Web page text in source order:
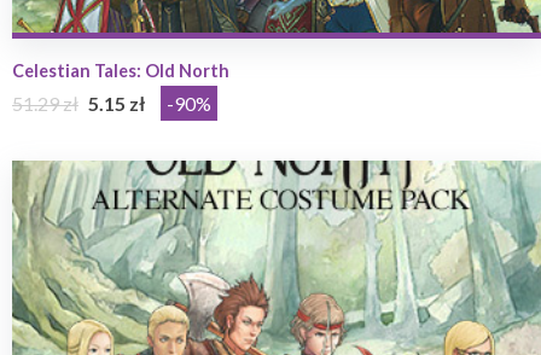
Celestian Tales: Old North
51.29 zł 5.15 zł -90%